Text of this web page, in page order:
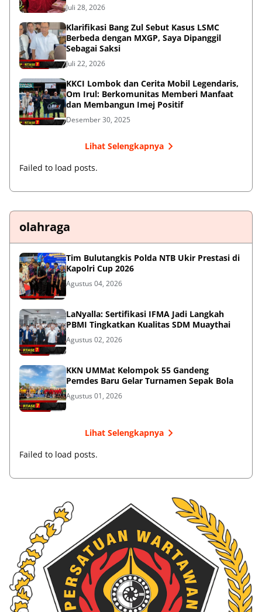
Juli 28, 2026
Klarifikasi Bang Zul Sebut Kasus LSMC
Berbeda dengan MXGP, Saya Dipanggil
Sebagai Saksi
Juli 22, 2026
KKCI Lombok dan Cerita Mobil Legendaris,
Om Irul: Berkomunitas Memberi Manfaat
dan Membangun Imej Positif
Desember 30, 2025
Lihat Selengkapnya
Failed to load posts.
olahraga
Tim Bulutangkis Polda NTB Ukir Prestasi di
Kapolri Cup 2026
Agustus 04, 2026
LaNyalla: Sertifikasi IFMA Jadi Langkah
PBMI Tingkatkan Kualitas SDM Muaythai
Agustus 02, 2026
KKN UMMat Kelompok 55 Gandeng
Pemdes Baru Gelar Turnamen Sepak Bola
Agustus 01, 2026
Lihat Selengkapnya
Failed to load posts.